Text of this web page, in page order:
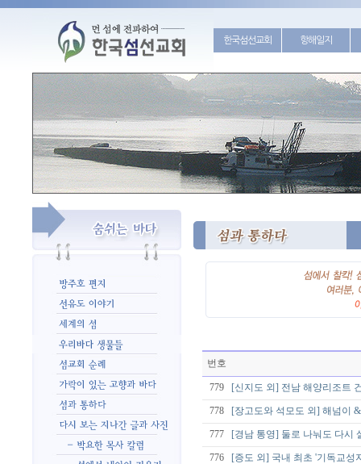
한국섬선교회 항해일지
번호
779 [신지도 외] 전남 해양리조트
778 [장고도와 석모도 외] 해넘이
777 [경남 통영] 둘로 나눠도 다시
776 [증도 외] 국내 최초 '기독교성